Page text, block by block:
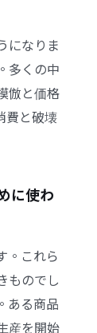
になりま
。多くの中
倣と価格
費と破壊
に使わ
。これら
ものでし
ある商品
産を開始